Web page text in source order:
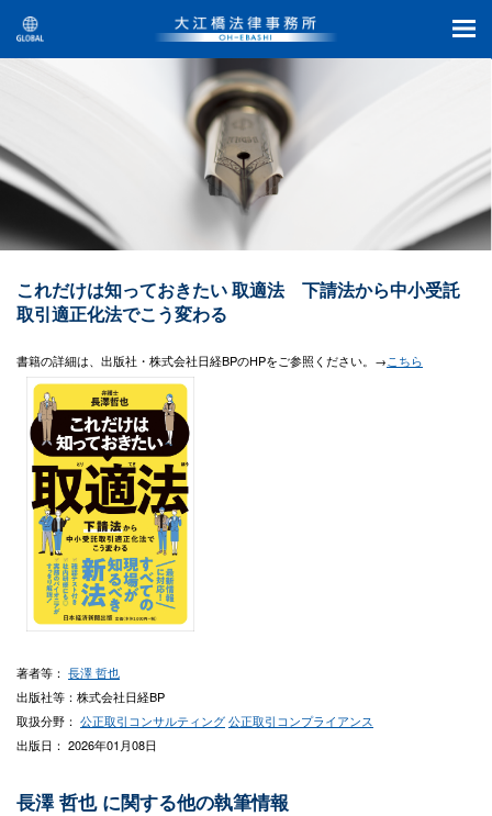
これだけは知っておきたい 取適法 下請法から中小受託
取引適正化法でこう変わる
書籍の詳細は、出版社・株式会社日経BPのHPをご参照ください。→こちら
著者等： 長澤 哲也
出版社等：株式会社日経BP
取扱分野： 公正取引コンサルティング公正取引コンプライアンス
出版日： 2026年01月08日
長澤 哲也 に関する他の執筆情報